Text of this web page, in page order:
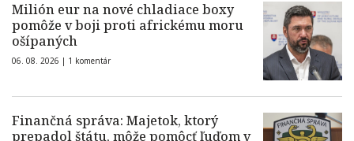
Milión eur na nové chladiace boxy
pomôže v boji proti africkému moru
ošípaných
06. 08. 2026 | 1 komentár
Finančná správa: Majetok, ktorý
prepadol štátu, môže pomôcť ľuďom v